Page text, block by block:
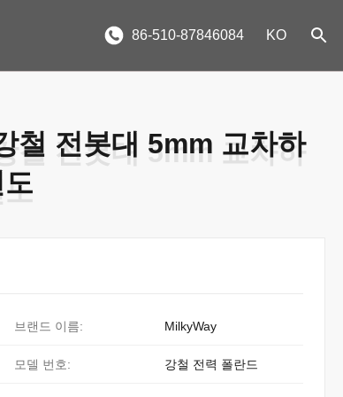
86-510-87846084 KO
철 전봇대 5mm 교차하
철 전봇대 5mm 교차하
브랜드 이름: MilkyWay
모델 번호: 강철 전력 폴란드